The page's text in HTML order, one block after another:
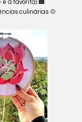
a favorita) 🏢
culinárias 🍲